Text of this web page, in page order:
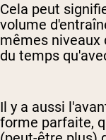
Cela peut
volume
mêmes niveaux
du temps
Il y a aussi
forme parfaite,